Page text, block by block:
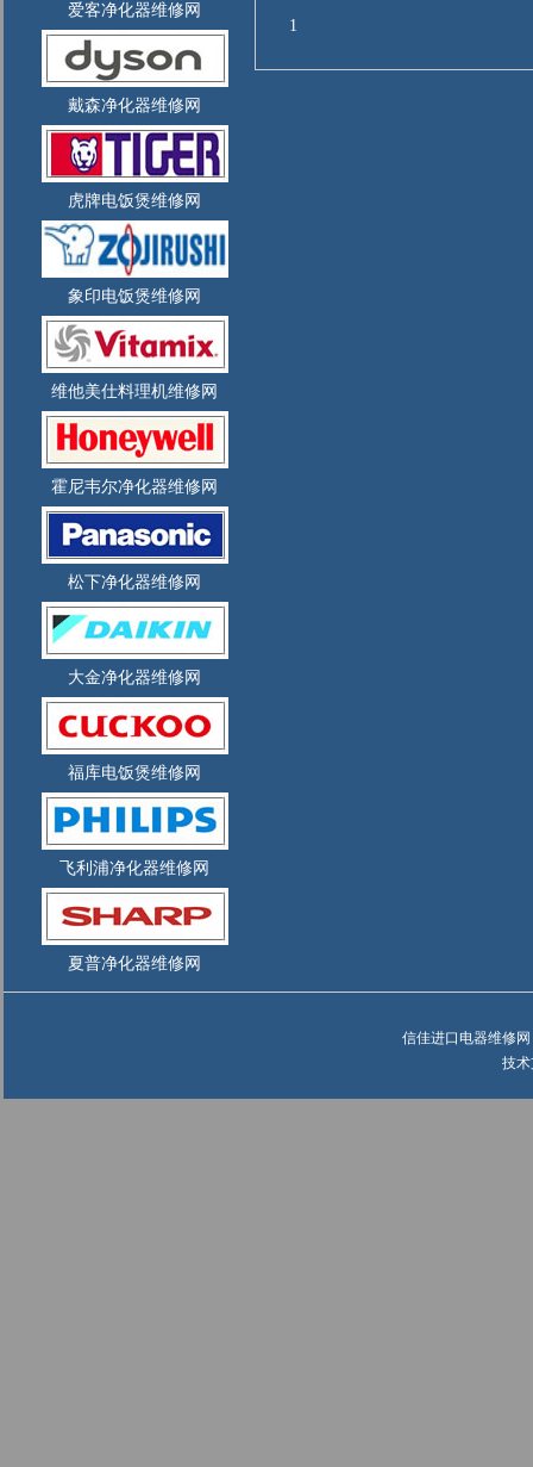
爱客净化器维修网
戴森净化器维修网
虎牌电饭煲维修网
象印电饭煲维修网
维他美仕料理机维修网
霍尼韦尔净化器维修网
松下净化器维修网
大金净化器维修网
福库电饭煲维修网
飞利浦净化器维修网
夏普净化器维修网
1
信佳进口电器维修
技